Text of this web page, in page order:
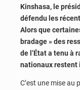
Kinshasa, le
défendu les
Alors que
bradage » des
de l’État a tenu à
nationaux restent
C’est une mise